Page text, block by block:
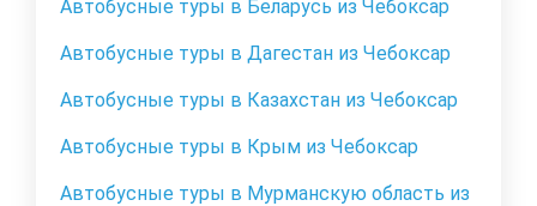
Автобусные туры в Беларусь из Чебоксар
Автобусные туры в Дагестан из Чебоксар
Автобусные туры в Казахстан из Чебоксар
Автобусные туры в Крым из Чебоксар
Автобусные туры в Мурманскую область из